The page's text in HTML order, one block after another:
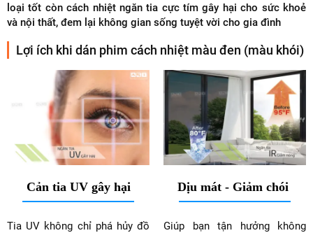
loại tốt còn cách nhiệt ngăn tia cực tím gây hại cho sức khoẻ
và nội thất, đem lại không gian sống tuyệt vời cho gia đình
Lợi ích khi dán phim cách nhiệt màu đen (màu khói)
Cản tia UV gây hại
Tia UV không chỉ phá hủy đồ
Dịu mát - Giảm chói
Giúp bạn tận hưởng không